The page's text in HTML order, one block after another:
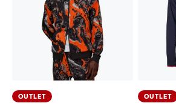
OUTLET OUTLET